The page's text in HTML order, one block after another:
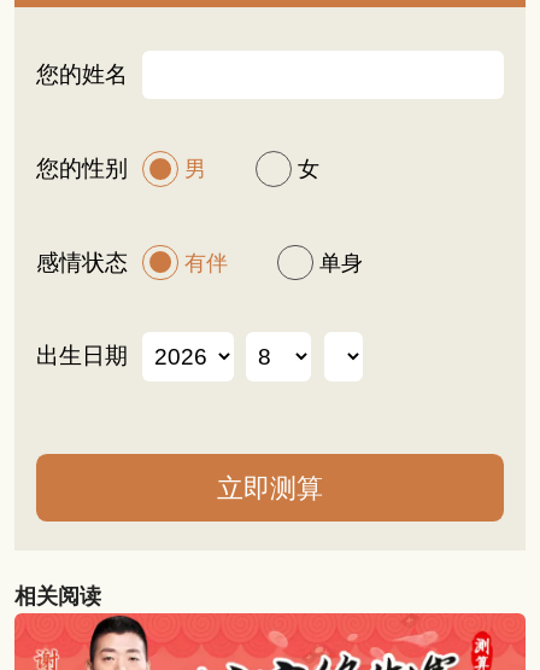
您的姓名
您的性别 男 女
感情状态 有伴 单身
出生日期
相关阅读